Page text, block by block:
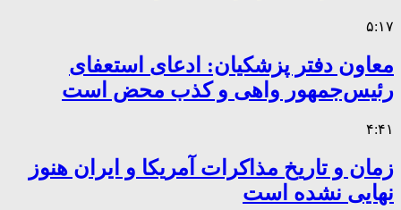
۵:۱۷
معاون دفتر پزشکیان: ادعای استعفای
رئیس‌جمهور واهی و کذب محض است
۴:۴۱
زمان و تاریخ مذاکرات آمریکا و ایران هنوز
نهایی نشده است